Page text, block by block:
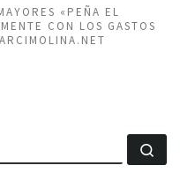
«PEÑA EL
CON LOS GASTOS